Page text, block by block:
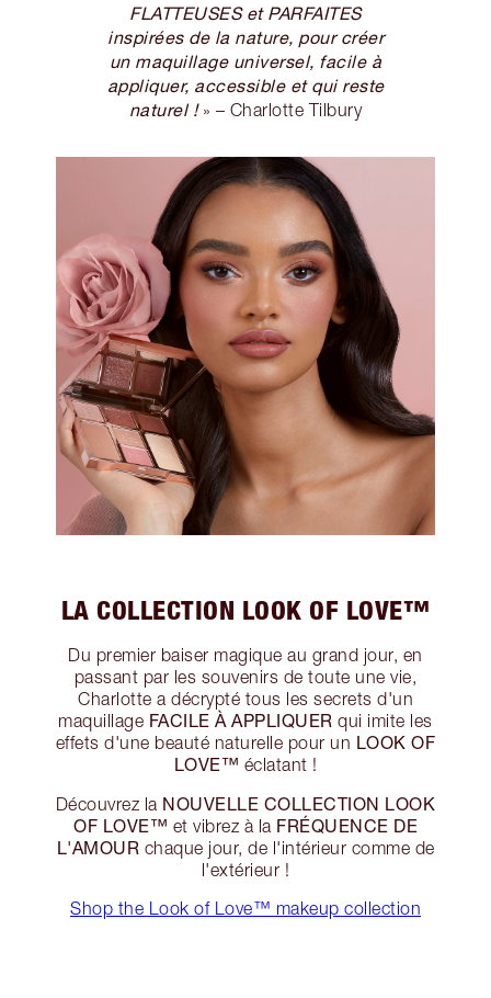
FLATTEUSES et PARFAITES
inspirées de la nature, pour créer
un maquillage universel, facile à
appliquer, accessible et qui reste
naturel !» – Charlotte Tilbury
LA COLLECTION LOOK OF LOVE™
Du premier baiser magique au grand jour, en
passant par les souvenirs de toute une vie,
Charlotte a décrypté tous les secrets d'un
maquillage FACILE À APPLIQUER qui imite les
effets d'une beauté naturelle pour un LOOK OF
LOVE™ éclatant !
Découvrez la NOUVELLE COLLECTION LOOK
OF LOVE™ et vibrez à la FRÉQUENCE DE
L'AMOUR chaque jour, de l'intérieur comme de
l'extérieur !
Shop the Look of Love™ makeup collection